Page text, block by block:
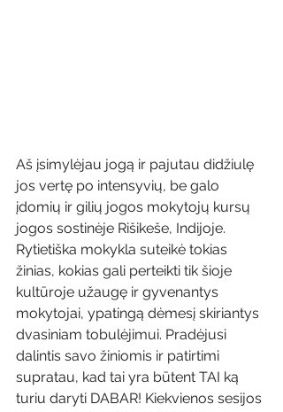
Aš įsimylėjau jogą ir pajutau didžiulę
jos vertę po intensyvių, be galo
įdomių ir gilių jogos mokytojų kursų
jogos sostinėje Rišikeše, Indijoje.
Rytietiška mokykla suteikė tokias
žinias, kokias gali perteikti tik šioje
kultūroje užaugę ir gyvenantys
mokytojai, ypatingą dėmesį skiriantys
dvasiniam tobulėjimui. Pradėjusi
dalintis savo žiniomis ir patirtimi
supratau, kad tai yra būtent TAI ką
turiu daryti DABAR! Kiekvienos sesijos